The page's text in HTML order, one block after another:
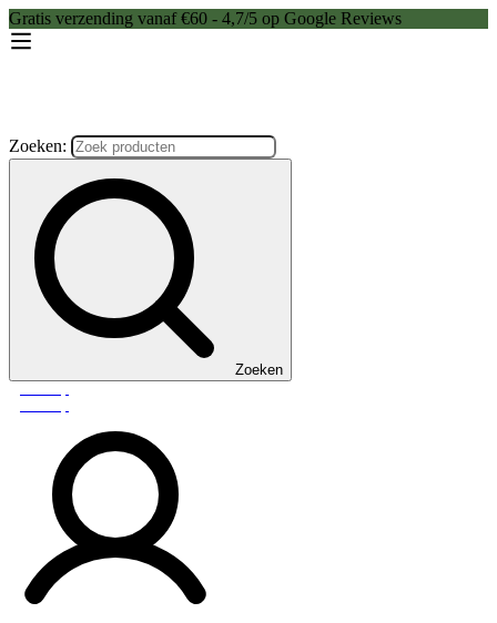
Gratis verzending vanaf €60 - 4,7/5 op Google Reviews
Zoeken:
Zoeken